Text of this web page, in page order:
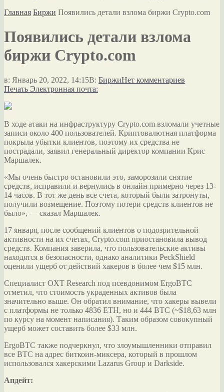
Главная Биржи Появились детали взлома биржи Crypto.com
Появились детали взлома
биржи Crypto.com
в: Январь 20, 2022, 14:15В: БиржиНет комментариев
Печать Электронная почта:
В ходе атаки на инфраструктуру Crypto.com взломали учетные
записи около 400 пользователей. Криптовалютная платформа
покрыла убытки клиентов, поэтому их средства не
пострадали, заявил генеральный директор компании Крис
Маршалек.
«Мы очень быстро остановили это, заморозили снятие
средств, исправили и вернулись в онлайн примерно через 13-
14 часов. В тот же день все счета, который были затронуты,
получили возмещение. Поэтому потери средств клиентов не
было», — сказал Маршалек.
17 января, после сообщений клиентов о подозрительной
активности на их счетах, Crypto.com приостановила вывод
средств. Компания заверила, что пользовательские активы
находятся в безопасности, однако аналитики PeckShield
оценили ущерб от действий хакеров в более чем $15 млн.
Специалист OXT Research под псевдонимом ErgoBTC
отметил, что стоимость украденных активов была
значительно выше. Он обратил внимание, что хакеры вывели
с платформы не только 4836 ETH, но и 444 BTC (~$18,63 млн
по курсу на момент написания). Таким образом совокупный
ущерб может составить более $33 млн.
ErgoBTC также подчеркнул, что злоумышленники отправил
все BTC на адрес биткоин-миксера, который в прошлом
использовался хакерскими Lazarus Group и Darkside.
Апдейт: